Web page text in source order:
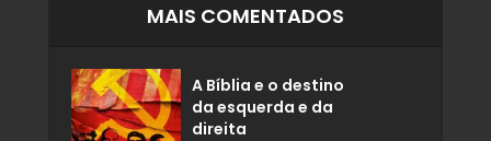
MAIS COMENTADOS
A Bíblia e o destino
da esquerda e da
direita